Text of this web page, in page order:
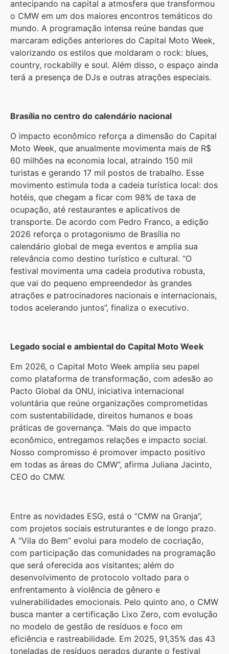
antecipando na capital a atmosfera que transformou
o CMW em um dos maiores encontros temáticos do
mundo. A programação intensa reúne bandas que
marcaram edições anteriores do Capital Moto Week,
valorizando os estilos que moldaram o rock: blues,
country, rockabilly e soul. Além disso, o espaço ainda
terá a presença de DJs e outras atrações especiais.
Brasília no centro do calendário nacional
O impacto econômico reforça a dimensão do Capital
Moto Week, que anualmente movimenta mais de R$
60 milhões na economia local, atraindo 150 mil
turistas e gerando 17 mil postos de trabalho. Esse
movimento estimula toda a cadeia turística local: dos
hotéis, que chegam a ficar com 98% de taxa de
ocupação, até restaurantes e aplicativos de
transporte. De acordo com Pedro Franco, a edição
2026 reforça o protagonismo de Brasília no
calendário global de mega eventos e amplia sua
relevância como destino turístico e cultural. “O
festival movimenta uma cadeia produtiva robusta,
que vai do pequeno empreendedor às grandes
atrações e patrocinadores nacionais e internacionais,
todos acelerando juntos”, finaliza o executivo.
Legado social e ambiental do Capital Moto Week
Em 2026, o Capital Moto Week amplia seu papel
como plataforma de transformação, com adesão ao
Pacto Global da ONU, iniciativa internacional
voluntária que reúne organizações comprometidas
com sustentabilidade, direitos humanos e boas
práticas de governança. “Mais do que impacto
econômico, entregamos relações e impacto social.
Nosso compromisso é promover impacto positivo
em todas as áreas do CMW”, afirma Juliana Jacinto,
CEO do CMW.
Entre as novidades ESG, está o “CMW na Granja”,
com projetos sociais estruturantes e de longo prazo.
A “Vila do Bem” evolui para modelo de cocriação,
com participação das comunidades na programação
que será oferecida aos visitantes; além do
desenvolvimento de protocolo voltado para o
enfrentamento à violência de gênero e
vulnerabilidades emocionais. Pelo quinto ano, o CMW
busca manter a certificação Lixo Zero, com evolução
no modelo de gestão de resíduos e foco em
eficiência e rastreabilidade. Em 2025, 91,35% das 43
toneladas de resíduos gerados durante o festival